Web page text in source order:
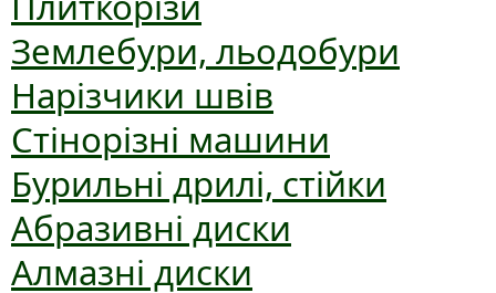
Землебури, льодобури
Нарізчики швів
Стінорізні машини
Бурильні дрилі, стійки
Абразивні диски
Алмазні диски